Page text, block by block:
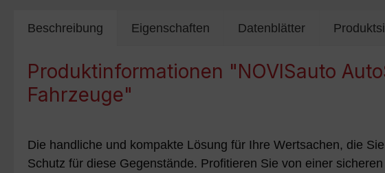
Beschreibung Eigenschaften Datenblätter
Produktinformationen "NOVISauto
Fahrzeuge"
Die handliche und kompakte Lösung für Ihre Wertsachen, die
Schutz für diese Gegenstände. Profitieren Sie von einer